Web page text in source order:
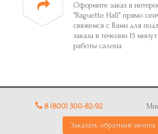
Оформите заказ в
"Baguette Hall" прямо
свяжемся с Вами для
заказа в течении 15
работы салона
8 (800) 300-82-92
Заказать обратный звонок